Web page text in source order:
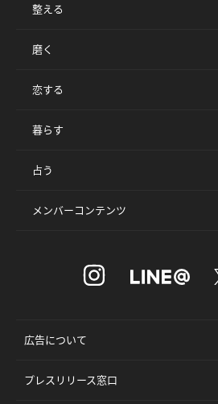
整える
磨く
恋する
暮らす
占う
メンバーコンテンツ
広告について
プレスリリース窓口